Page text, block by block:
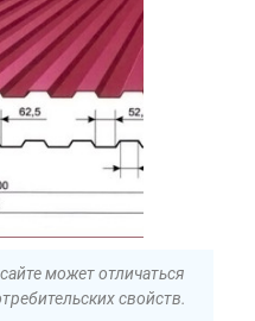
может отличаться
свойств.